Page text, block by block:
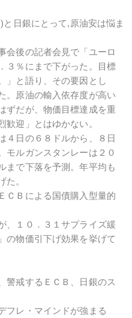
)と日銀にとって, 原油安は悩ま
会後の記者会見で「ユーロ
３％にまで下がった。目標
」と語り、その要因とし
。原油の輸入依存度が高い
ずだが、物価目標達成を重
歓迎」とはゆかない。
４日の６８ドルから、８日
モルガンスタンレーは２０
まで下落を予測。年平均も
た。
ＣＢによる国債購入型量的
、１０．３１サプライズ緩
の物価引下げ効果を挙げて
警戒するＥＣＢ、日銀のス
フレ・マインドが強まる